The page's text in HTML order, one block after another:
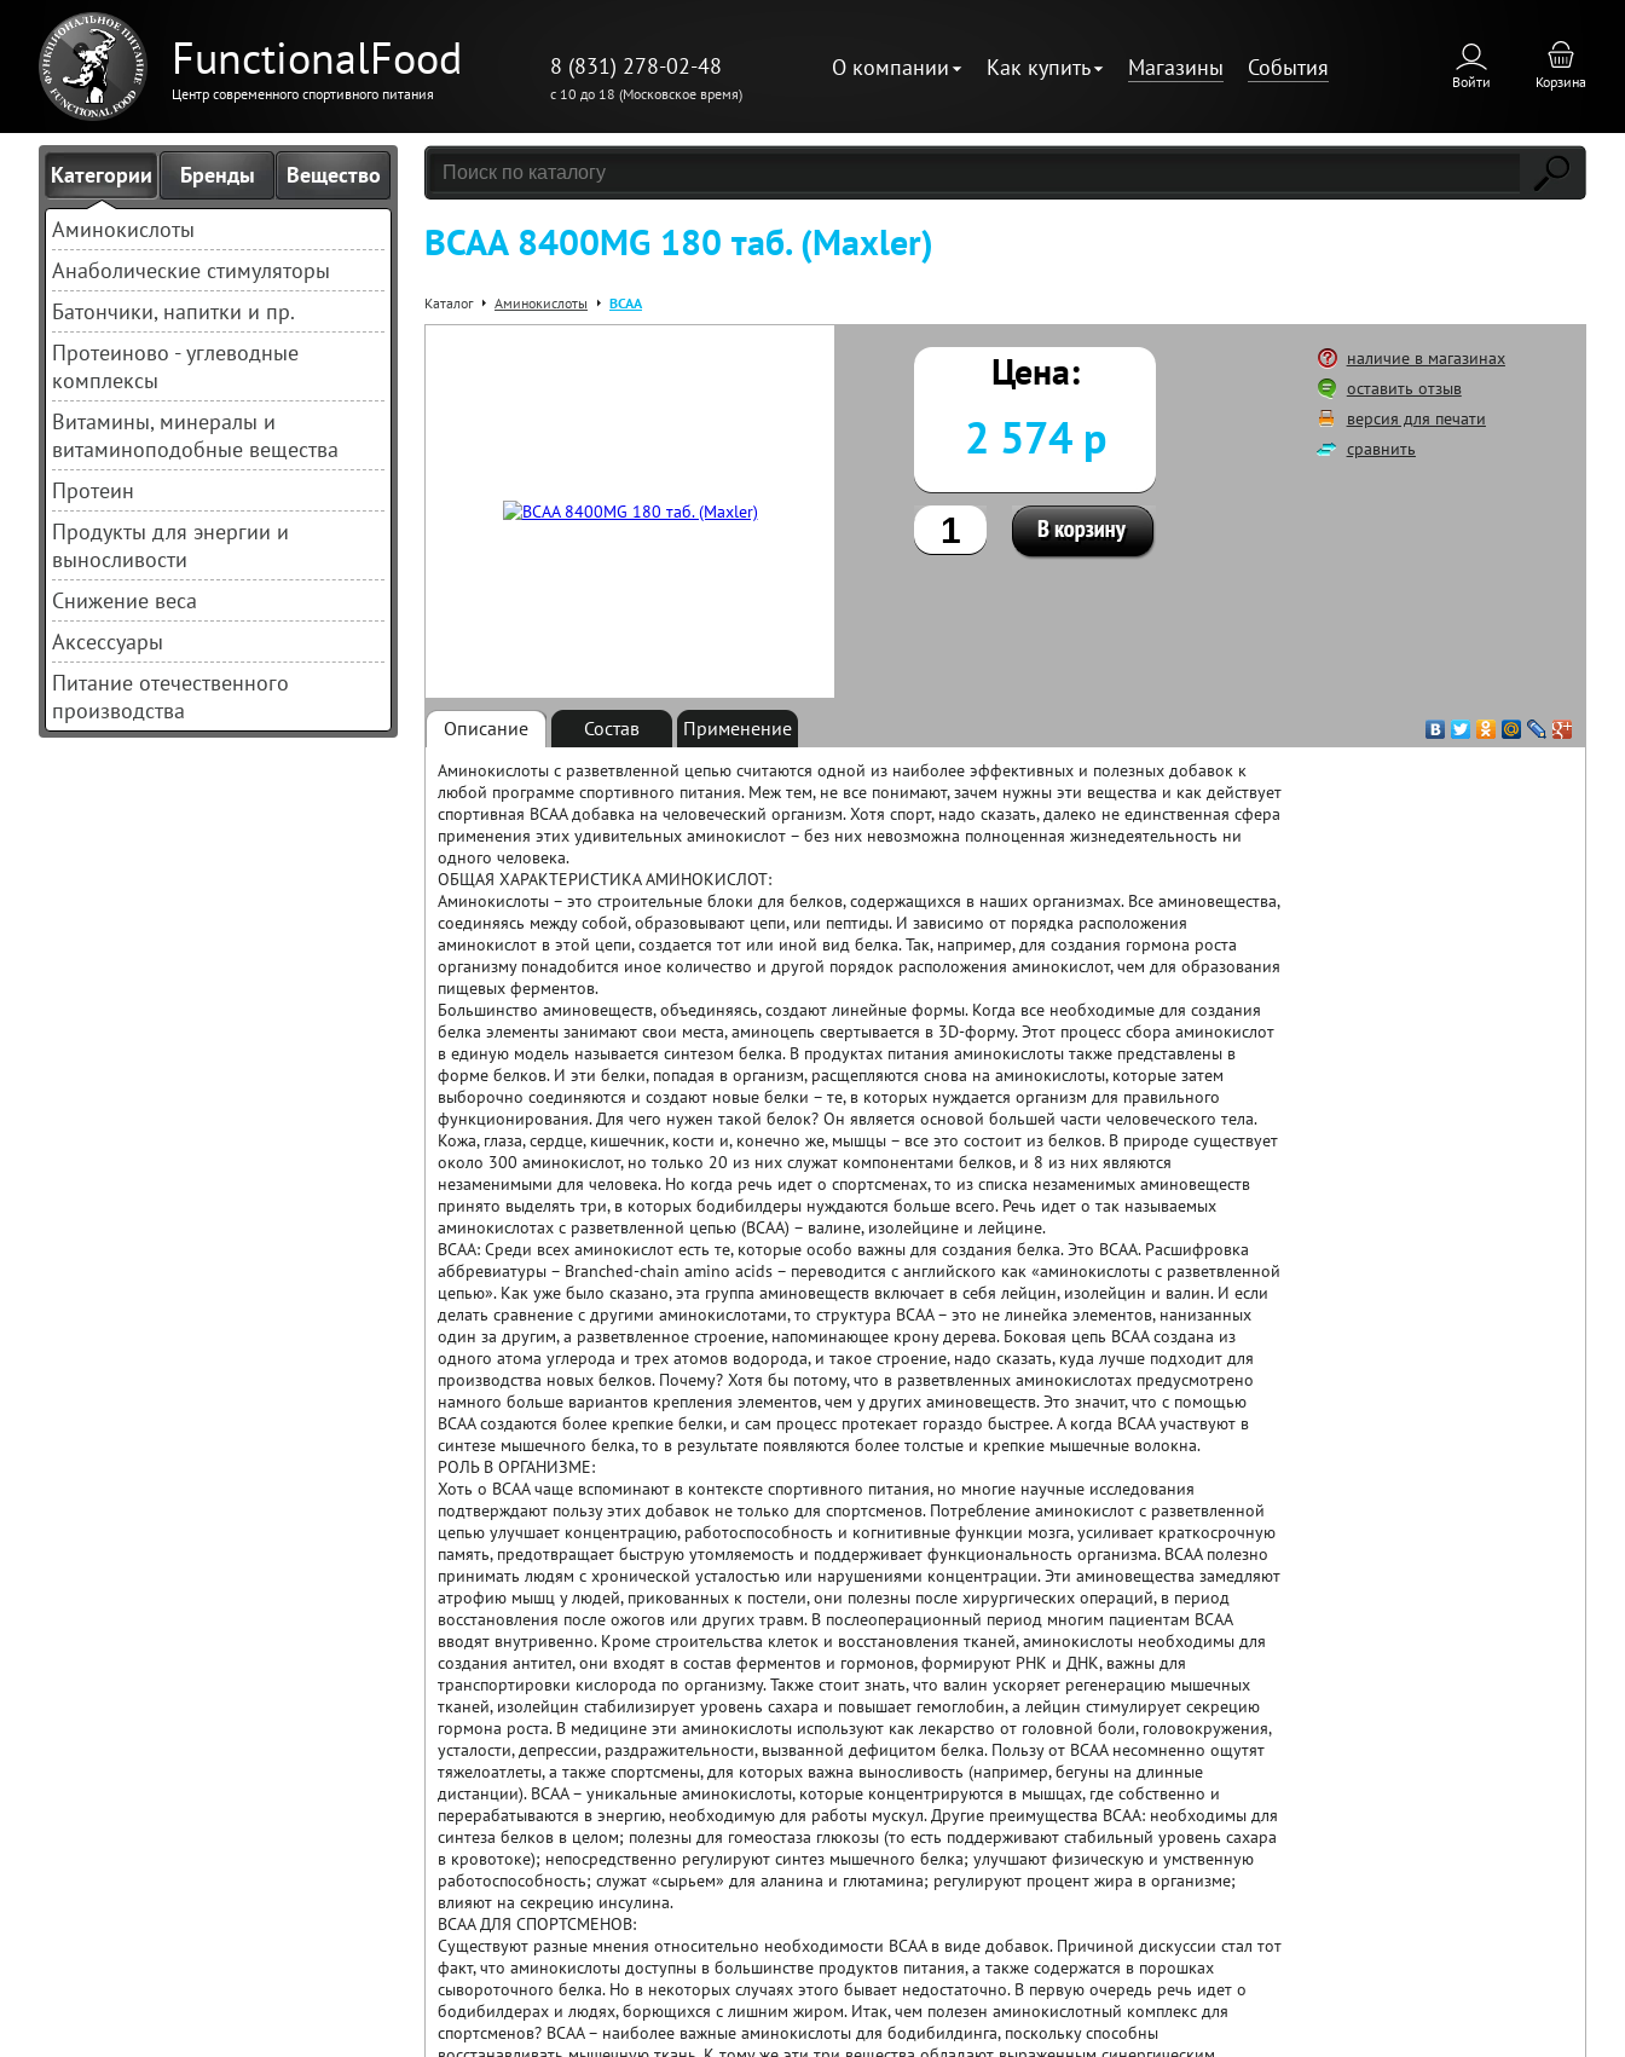
FunctionalFood
Центр современного спортивного питания
8 (831) 278-02-48
с 10 до 18 (Московское время)
О компании Как купить Магазины События
Войти Корзина
Категории Бренды
Вещество
Аминокислоты
Анаболические стимуляторы
Батончики, напитки и пр.
Протеиново - углеводные
комплексы
Витамины, минералы и
витаминоподобные вещества
Протеин
Продукты для энергии и
выносливости
Снижение веса
Аксессуары
Питание отечественного
производства
BCAA 8400MG 180 таб. (Maxler)
Каталог Аминокислоты BCAA
Цена:
2 574 р
наличие в магазинах
оставить отзыв
версия для печати
сравнить
Описание Состав Применение
Аминокислоты с разветвленной цепью считаются одной из наиболее эффективных и полезных добавок к
любой программе спортивного питания. Меж тем, не все понимают, зачем нужны эти вещества и как действует
спортивная BCAA добавка на человеческий организм. Хотя спорт, надо сказать, далеко не единственная сфера
применения этих удивительных аминокислот – без них невозможна полноценная жизнедеятельность ни
одного человека.
ОБЩАЯ ХАРАКТЕРИСТИКА АМИНОКИСЛОТ:
Аминокислоты – это строительные блоки для белков, содержащихся в наших организмах. Все аминовещества,
соединяясь между собой, образовывают цепи, или пептиды. И зависимо от порядка расположения
аминокислот в этой цепи, создается тот или иной вид белка. Так, например, для создания гормона роста
организму понадобится иное количество и другой порядок расположения аминокислот, чем для образования
пищевых ферментов.
Большинство аминовеществ, объединяясь, создают линейные формы. Когда все необходимые для создания
белка элементы занимают свои места, аминоцепь свертывается в 3D-форму. Этот процесс сбора аминокислот
в единую модель называется синтезом белка. В продуктах питания аминокислоты также представлены в
форме белков. И эти белки, попадая в организм, расщепляются снова на аминокислоты, которые затем
выборочно соединяются и создают новые белки – те, в которых нуждается организм для правильного
функционирования. Для чего нужен такой белок? Он является основой большей части человеческого тела.
Кожа, глаза, сердце, кишечник, кости и, конечно же, мышцы – все это состоит из белков. В природе существует
около 300 аминокислот, но только 20 из них служат компонентами белков, и 8 из них являются
незаменимыми для человека. Но когда речь идет о спортсменах, то из списка незаменимых аминовеществ
принято выделять три, в которых бодибилдеры нуждаются больше всего. Речь идет о так называемых
аминокислотах с разветвленной цепью (BCAA) – валине, изолейцине и лейцине.
BCAA: Среди всех аминокислот есть те, которые особо важны для создания белка. Это BCAA. Расшифровка
аббревиатуры – Branched-chain amino acids – переводится с английского как «аминокислоты с разветвленной
цепью». Как уже было сказано, эта группа аминовеществ включает в себя лейцин, изолейцин и валин. И если
делать сравнение с другими аминокислотами, то структура BCAA – это не линейка элементов, нанизанных
один за другим, а разветвленное строение, напоминающее крону дерева. Боковая цепь BCAA создана из
одного атома углерода и трех атомов водорода, и такое строение, надо сказать, куда лучше подходит для
производства новых белков. Почему? Хотя бы потому, что в разветвленных аминокислотах предусмотрено
намного больше вариантов крепления элементов, чем у других аминовеществ. Это значит, что с помощью
BCAA создаются более крепкие белки, и сам процесс протекает гораздо быстрее. А когда BCAA участвуют в
синтезе мышечного белка, то в результате появляются более толстые и крепкие мышечные волокна.
РОЛЬ В ОРГАНИЗМЕ:
Хоть о BCAA чаще вспоминают в контексте спортивного питания, но многие научные исследования
подтверждают пользу этих добавок не только для спортсменов. Потребление аминокислот с разветвленной
цепью улучшает концентрацию, работоспособность и когнитивные функции мозга, усиливает краткосрочную
память, предотвращает быструю утомляемость и поддерживает функциональность организма. BCAA полезно
принимать людям с хронической усталостью или нарушениями концентрации. Эти аминовещества замедляют
атрофию мышц у людей, прикованных к постели, они полезны после хирургических операций, в период
восстановления после ожогов или других травм. В послеоперационный период многим пациентам BCAA
вводят внутривенно. Кроме строительства клеток и восстановления тканей, аминокислоты необходимы для
создания антител, они входят в состав ферментов и гормонов, формируют РНК и ДНК, важны для
транспортировки кислорода по организму. Также стоит знать, что валин ускоряет регенерацию мышечных
тканей, изолейцин стабилизирует уровень сахара и повышает гемоглобин, а лейцин стимулирует секрецию
гормона роста. В медицине эти аминокислоты используют как лекарство от головной боли, головокружения,
усталости, депрессии, раздражительности, вызванной дефицитом белка. Пользу от BCAA несомненно ощутят
тяжелоатлеты, а также спортсмены, для которых важна выносливость (например, бегуны на длинные
дистанции). BCAA – уникальные аминокислоты, которые концентрируются в мышцах, где собственно и
перерабатываются в энергию, необходимую для работы мускул. Другие преимущества BCAA: необходимы для
синтеза белков в целом; полезны для гомеостаза глюкозы (то есть поддерживают стабильный уровень сахара
в кровотоке); непосредственно регулируют синтез мышечного белка; улучшают физическую и умственную
работоспособность; служат «сырьем» для аланина и глютамина; регулируют процент жира в организме;
влияют на секрецию инсулина.
ВСАА ДЛЯ СПОРТСМЕНОВ:
Существуют разные мнения относительно необходимости BCAA в виде добавок. Причиной дискуссии стал тот
факт, что аминокислоты доступны в большинстве продуктов питания, а также содержатся в порошках
сывороточного белка. Но в некоторых случаях этого бывает недостаточно. В первую очередь речь идет о
бодибилдерах и людях, борющихся с лишним жиром. Итак, чем полезен аминокислотный комплекс для
спортсменов? BCAA – наиболее важные аминокислоты для бодибилдинга, поскольку способны